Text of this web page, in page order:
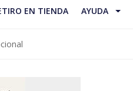
EN TIENDA AYUDA